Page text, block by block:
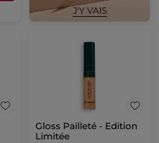
Gloss Pailleté - Edition
Limitée